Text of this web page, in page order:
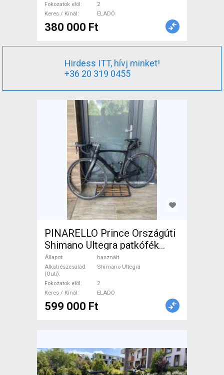
Fokozatok elöl
2
Keres / Kínál
ELADÓ
380 000 Ft
Hirdess ITT, hívj minket!
+36 20 319 0455
PINARELLO Prince Országúti
Shimano Ultegra patkófék
használt ELADÓ
Állapot
használt
Alkatrészcsalád
(Outi)
Shimano Ultegra
Fokozatok elöl
2
Keres / Kínál
ELADÓ
599 000 Ft